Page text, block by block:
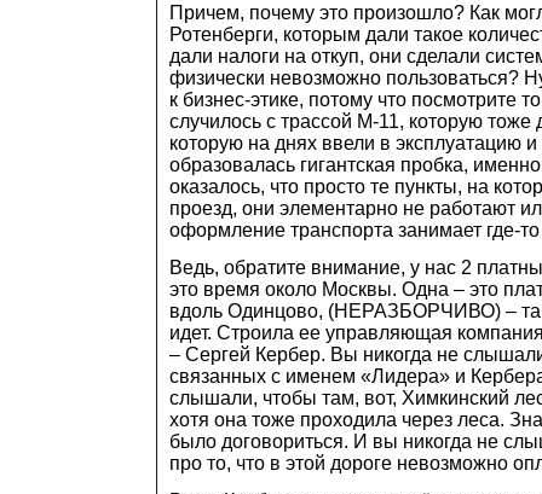
Причем, почему это произошло? Как
Ротенберги, которым дали такое
дали налоги на откуп, они сделали
физически невозможно пользоваться?
к бизнес-этике, потому что посмотрите
случилось с трассой М-11, которую тоже
которую на днях ввели в эксплуатацию
образовалась гигантская пробка,
оказалось, что просто те пункты, на
проезд, они элементарно не работают
оформление транспорта занимает где-
Ведь, обратите внимание, у нас 2
это время около Москвы. Одна – это
вдоль Одинцово, (НЕРАЗБОРЧИВО) –
идет. Строила ее управляющая
– Сергей Кербер. Вы никогда не
связанных с именем «Лидера» и
слышали, чтобы там, вот, Химкинский
хотя она тоже проходила через леса.
было договориться. И вы никогда не
про то, что в этой дороге невозможно